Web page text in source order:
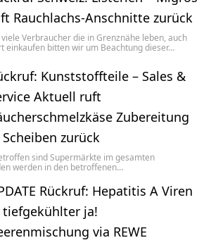
Rauchlachs-Anschnitte zurück
viele Verbraucher die in Grenznähe leben, auch
einkaufen bitten wir um Beachtung dieser…
Kunststoffteile – Sales &
Aktuell ruft
Zubereitung
zurück
sind Supermärkte im gesamten
werden in den betroffenen…
Rückruf: Hepatitis A Viren
tiefgekühlter ja!
via REWE